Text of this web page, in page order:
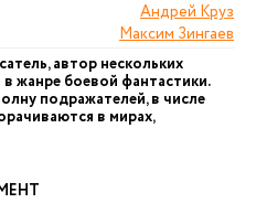
Андрей Круз
Максим Зингаев
автор нескольких
жанре боевой фантастики.
подражателей, в числе
в мирах,